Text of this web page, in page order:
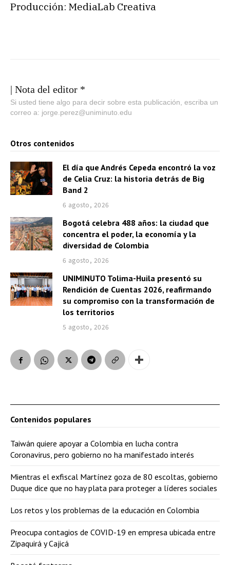
Producción: MediaLab Creativa
| Nota del editor *
Si usted tiene algo para decir sobre esta publicación, escriba un
correo a: jorge.perez@uniminuto.edu
Otros contenidos
El día que Andrés Cepeda encontró la voz
de Celia Cruz: la historia detrás de Big
Band 2
6 agosto, 2026
Bogotá celebra 488 años: la ciudad que
concentra el poder, la economía y la
diversidad de Colombia
6 agosto, 2026
UNIMINUTO Tolima-Huila presentó su
Rendición de Cuentas 2026, reafirmando
su compromiso con la transformación de
los territorios
5 agosto, 2026
Contenidos populares
Taiwán quiere apoyar a Colombia en lucha contra
Coronavirus, pero gobierno no ha manifestado interés
Mientras el exfiscal Martínez goza de 80 escoltas, gobierno
Duque dice que no hay plata para proteger a líderes sociales
Los retos y los problemas de la educación en Colombia
Preocupa contagios de COVID-19 en empresa ubicada entre
Zipaquirá y Cajicá